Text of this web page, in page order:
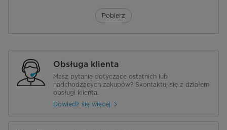
Pobierz
Obsługa klienta
Masz pytania dotyczące ostatnich lub
nadchodzących zakupów? Skontaktuj się z działem
obsługi klienta.
Dowiedz się więcej